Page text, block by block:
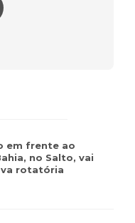
em frente ao
no Salto, vai
rotatória